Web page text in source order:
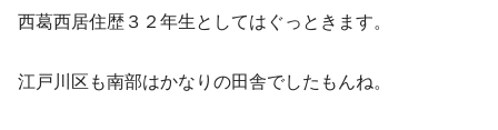
西葛西居住歴３２年生としてはぐっときます。
江戸川区も南部はかなりの田舎でしたもんね。